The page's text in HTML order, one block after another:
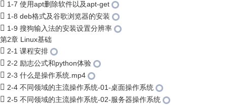
1-7 使用apt删除软件以及apt-get
1-8 deb格式及谷歌浏览器的安装
1-9 搜狗输入法的安装设置分辨率
第2章 Linux基础
2-1 课程安排
2-2 励志公式和python体验
2-3 什么是操作系统.mp4
2-4 不同领域的主流操作系统-01-桌面操作系统
2-5 不同领域的主流操作系统-02-服务器操作系统